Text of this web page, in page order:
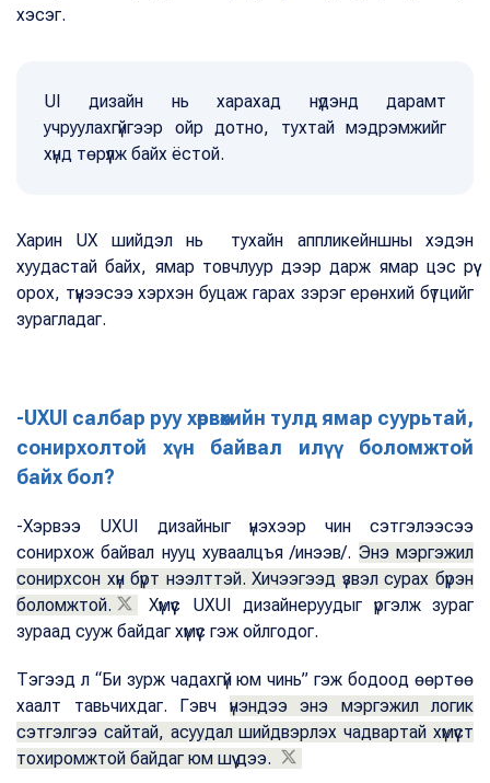
хэсэг.
UI дизайн нь харахад нүдэнд дарамт
учруулахгүйгээр ойр дотно, тухтай мэдрэмжийг
хүнд төрүүлж байх ёстой.
Харин UX шийдэл нь тухайн аппликейншны хэдэн
хуудастай байх, ямар товчлуур дээр дарж ямар цэс рүү
орох, түүнээсээ хэрхэн буцаж гарах зэрэг ерөнхий бүтцийг
зурагладаг.
-UXUI салбар руу хөрвөхийн тулд ямар суурьтай,
сонирхолтой хүн байвал илүү боломжтой
байх бол?
-Хэрвээ UXUI дизайныг үнэхээр чин сэтгэлээсээ
сонирхож байвал нууц хуваалцъя /инээв/. Энэ мэргэжил
сонирхсон хүн бүрт нээлттэй. Хичээгээд үзвэл сурах бүрэн
боломжтой.
Хүмүүс UXUI дизайнеруудыг үргэлж зураг
зураад сууж байдаг хүмүүс гэж ойлгодог.
Тэгээд л “Би зурж чадахгүй юм чинь” гэж бодоод өөртөө
хаалт тавьчихдаг. Гэвч үнэндээ энэ мэргэжил логик
сэтгэлгээ сайтай, асуудал шийдвэрлэх чадвартай хүмүүст
тохиромжтой байдаг юм шүү дээ.